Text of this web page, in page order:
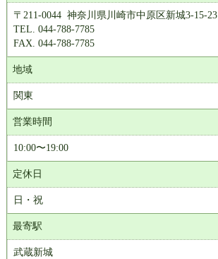
〒211-0044 神奈川県川崎市中原区新城3-15-23
TEL. 044-788-7785
FAX. 044-788-7785
地域
関東
営業時間
10:00〜19:00
定休日
日・祝
最寄駅
武蔵新城